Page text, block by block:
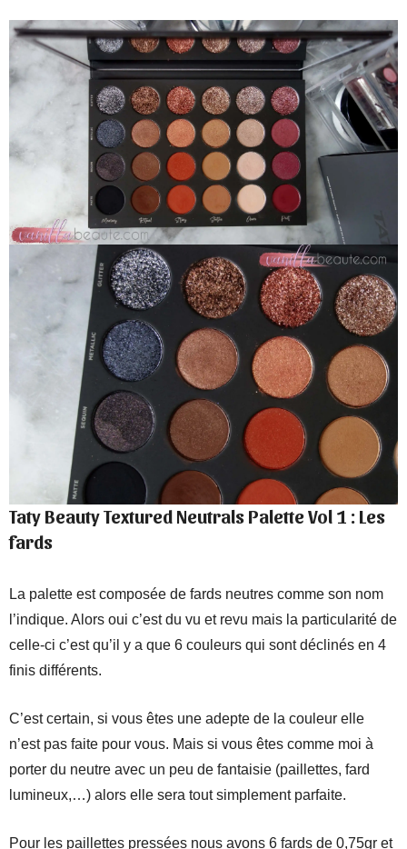
Taty Beauty Textured Neutrals Palette Vol 1 : Les
fards
La palette est composée de fards neutres comme son nom
l’indique. Alors oui c’est du vu et revu mais la particularité de
celle-ci c’est qu’il y a que 6 couleurs qui sont déclinés en 4
finis différents.
C’est certain, si vous êtes une adepte de la couleur elle
n’est pas faite pour vous. Mais si vous êtes comme moi à
porter du neutre avec un peu de fantaisie (paillettes, fard
lumineux,…) alors elle sera tout simplement parfaite.
Pour les paillettes pressées nous avons 6 fards de 0,75gr et